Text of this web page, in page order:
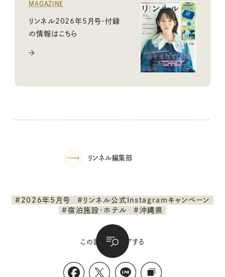
MAGAZINE
リンネル2026年5月号・付録
の情報はこちら
リンネル編集部
#2026年5月号
#リンネル公式Instagramキャンペーン
#宿泊施設・ホテル
#沖縄県
この記事をシェアする